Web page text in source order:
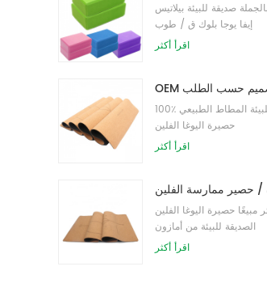
صديقة للبيئة بيلاتيس
إيفا يوجا بلوك ق / طوب
اقرأ أكثر
100٪ صديقة للبيئة المطاط الطبيعي
حصيرة اليوغا الفلين
اقرأ أكثر
مبيعًا حصيرة اليوغا الفلين
الصديقة للبيئة من أمازون
اقرأ أكثر